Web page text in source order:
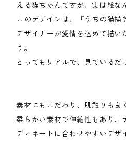
える猫ちゃんですが、実は絵な
このデザインは、『うちの猫描
デザイナーが愛情を込めて描
う。
とってもリアルで、見ているだ
素材にもこだわり、肌触りも良
柔らかい素材で伸縮性もあり、
ディネートに合わせやすいデ